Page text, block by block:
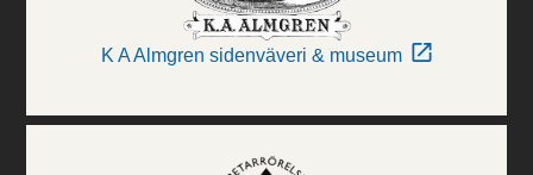
K A Almgren sidenväveri & museum